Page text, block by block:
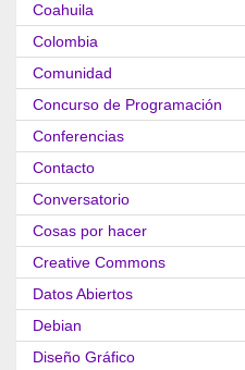
Coahuila
Colombia
Comunidad
Concurso de Programación
Conferencias
Contacto
Conversatorio
Cosas por hacer
Creative Commons
Datos Abiertos
Debian
Diseño Gráfico